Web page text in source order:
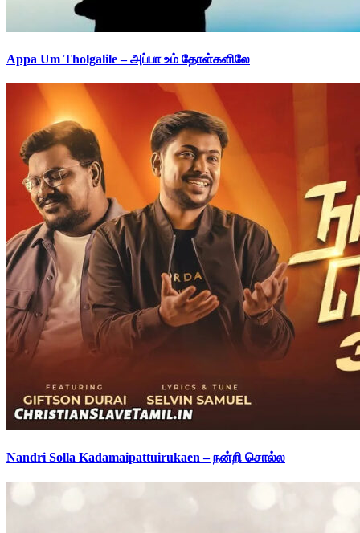
Appa Um Tholgalile – அப்பா உம் தோள்களிலே
Nandri Solla Kadamaipattuirukaen – நன்றி சொல்ல